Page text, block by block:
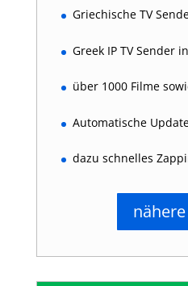
Griechische TV
Greek IP TV Sender
über 1000 Filme
Automatische
dazu schnelles